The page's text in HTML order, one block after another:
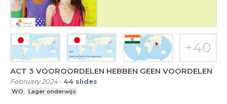
ACT 3 VOOROORDELEN HEBBEN GEEN VOORDELEN
February 2024- 44 slides
WO Lager onderwijs